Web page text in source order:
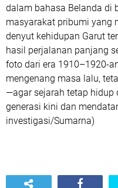
dalam bahasa Belanda di
masyarakat pribumi yang
denyut kehidupan Garut
hasil perjalanan panjang
foto dari era 1910–1920-
mengenang masa lalu,
—agar sejarah tetap hidup
generasi kini dan
investigasi/Sumarna)